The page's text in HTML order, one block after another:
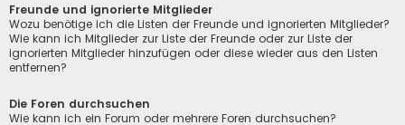
Freunde und ignorierte Mitglieder
Wozu benötige ich die Listen der Freunde und ignorierten Mitglieder?
Wie kann ich Mitglieder zur Liste der Freunde oder zur Liste der
ignorierten Mitglieder hinzufügen oder diese wieder aus den Listen
entfernen?
Die Foren durchsuchen
Wie kann ich ein Forum oder mehrere Foren durchsuchen?